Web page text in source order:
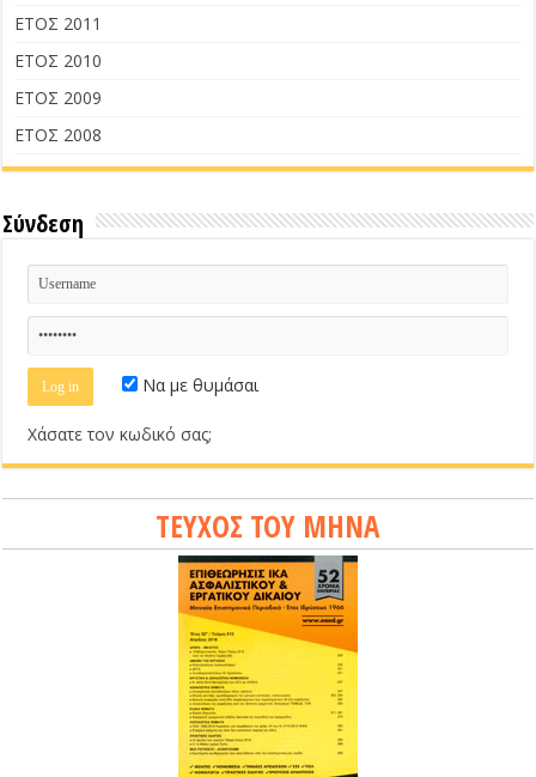
ΕΤΟΣ 2011
ΕΤΟΣ 2010
ΕΤΟΣ 2009
ΕΤΟΣ 2008
Σύνδεση
Να με θυμάσαι
Χάσατε τον κωδικό σας;
ΤΕΥΧΟΣ ΤΟΥ ΜΗΝΑ